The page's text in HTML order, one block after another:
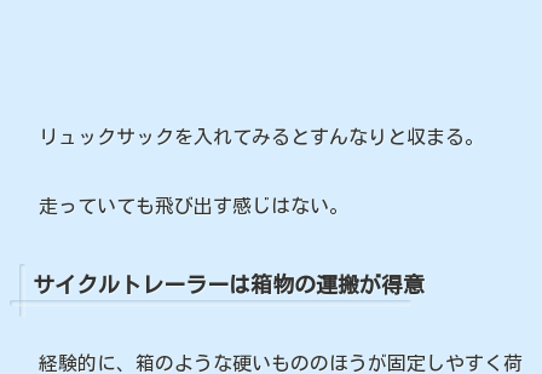
リュックサックを入れてみるとすんなりと収まる。
走っていても飛び出す感じはない。
サイクルトレーラーは箱物の運搬が得意
経験的に、箱のような硬いもののほうが固定しやすく荷